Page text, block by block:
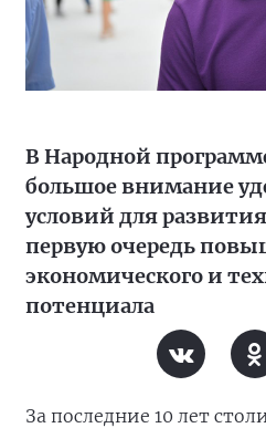
В Народной
большое внимание
условий для
первую очередь
экономического и
потенциала
За последние 10 лет